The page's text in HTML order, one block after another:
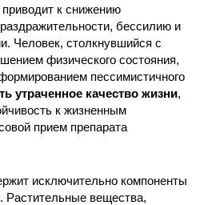
к снижению
бессилию и
Человек, столкнувшийся с
физического состояния,
пессимистичного
утраченное качество жизни,
к жизненным
прием препарата
исключительно компоненты
Растительные вещества,